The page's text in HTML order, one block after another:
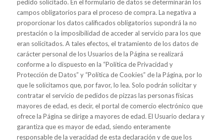
pedido solicitado. En el formulario de datos se determinarán los
campos obligatorios para el proceso de compra. La negativa a
proporcionar los datos calificados obligatorios supondrá la no
prestación o la imposibilidad de acceder al servicio para los que
eran solicitados. A tales efectos, el tratamiento de los datos de
carácter personal de los Usuarios de la Página se realizará
conforme a lo dispuesto en la “Política de Privacidad y
Protección de Datos” y “Política de Cookies” de la Página, por lo
que le solicitamos que, por favor, lo lea. Solo podrán solicitar y
contratar el servicio de pedidos de pizzas las personas físicas
mayores de edad, es decir, el portal de comercio electrónico que
ofrece la Página se dirige a mayores de edad. El Usuario declara y
garantiza que es mayor de edad, siendo enteramente
responsable de la veracidad de esta declaración y de que los